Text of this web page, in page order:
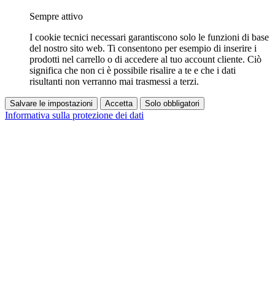
Sempre attivo
I cookie tecnici necessari garantiscono solo le funzioni di base
del nostro sito web. Ti consentono per esempio di inserire i
prodotti nel carrello o di accedere al tuo account cliente. Ciò
significa che non ci è possibile risalire a te e che i dati
risultanti non verranno mai trasmessi a terzi.
Salvare le impostazioni Accetta Solo obbligatori
Informativa sulla protezione dei dati